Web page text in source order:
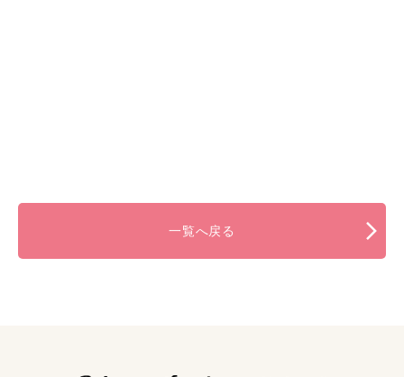
一覧へ戻る